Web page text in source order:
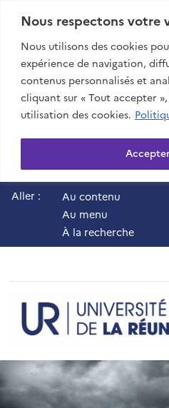
Nous respectons votre
Nous utilisons des cookies
expérience de navigation,
contenus personnalisés et
cliquant sur « Tout accepter
utilisation des cookies.
Aller :
Au contenu
Au menu
À la recherche